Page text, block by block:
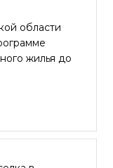
области
жилья до